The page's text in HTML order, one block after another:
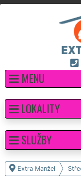
MENU
Extra Manžel
LOKALITY
SLUŽBY